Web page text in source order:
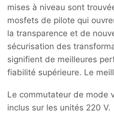
mises à niveau sont
mosfets de pilote qui
la transparence et de
sécurisation des
signifient de meilleures
fiabilité supérieure. Le
Le commutateur de mode
inclus sur les unités 220 V.